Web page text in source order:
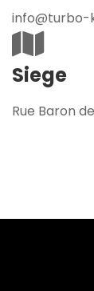
info@turbo-
Siege
Rue Baron